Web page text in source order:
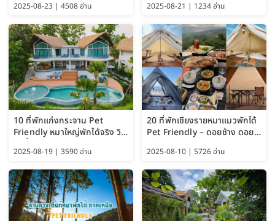
2025-08-23 | 4508 อ่าน
Guide 2025)
2025-08-21 | 1234 อ่าน
10 ที่พักแก่งกระจาน Pet
Friendly หมาใหญ่พักได้จริง วิว
2025-08-19 | 3590 อ่าน
20 ที่พักเชียงรายหมาแมวพักได้
Pet Friendly – ดอยช้าง ดอย
2025-08-10 | 5726 อ่าน